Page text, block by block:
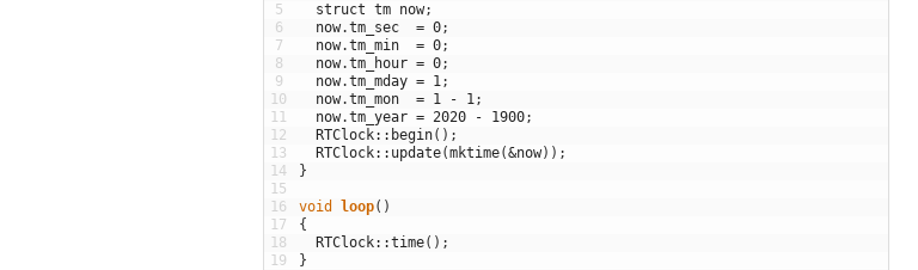
5
6
7
8
9
10
11
12
13
14
15
16
17
18
19
struct tm now;
now.tm_sec = 0;
now.tm_min = 0;
now.tm_hour = 0;
now.tm_mday = 1 ;
now.tm_mon = 1 - 1 ;
now.tm_year = 2020 - 1900;
RTClock:: begin( ) ;
RTClock:: update(mktime(&now) ) ;
}
void loop( )
{
RTClock::time( ) ;
}